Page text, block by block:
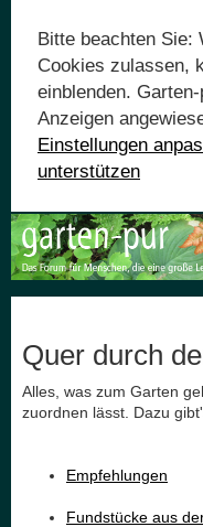
Bitte beachten Sie:
Cookies zulassen,
einblenden.
Anzeigen
Einstellungen
unterstützen
Quer durch
Alles, was zum Garten
zuordnen lässt. Dazu
Empfehlungen
Fundstücke aus